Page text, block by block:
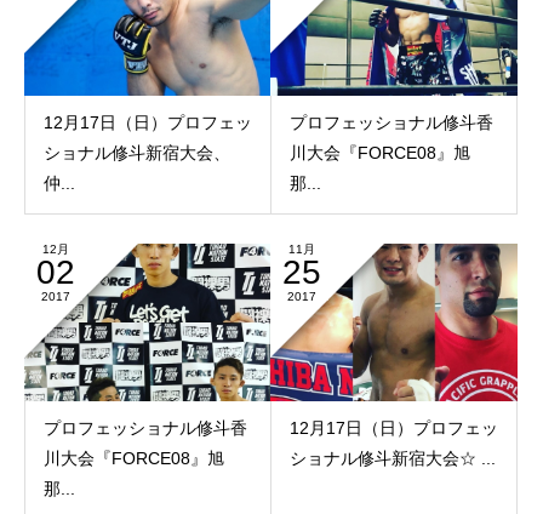
12月17日（日）プロフェッ
ショナル修斗新宿大会、
仲...
プロフェッショナル修斗香
川大会『FORCE08』旭
那...
12月
02
2017
プロフェッショナル修斗香
川大会『FORCE08』旭
那...
11月
25
2017
12月17日（日）プロフェッ
ショナル修斗新宿大会☆ ...